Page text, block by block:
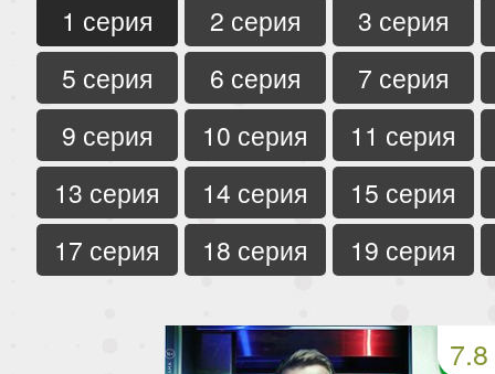
1 серия 2 серия
3 серия
5 серия
6 серия
7 серия
9 серия
10 серия
11 серия
13 серия
14 серия
15 серия
17 серия
18 серия 19 серия
7.8